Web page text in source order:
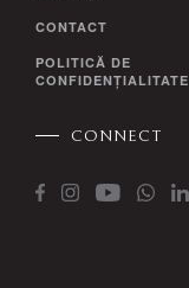
CONTACT
POLITICĂ DE
CONFIDENȚIALITATE
CONNECT